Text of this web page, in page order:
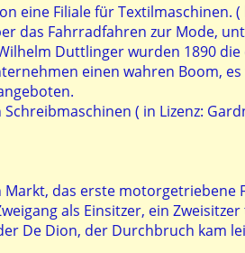
eine Filiale für Textilmaschinen.
das Fahrradfahren zur Mode,
Wilhelm Duttlinger wurden
einen wahren Boom,
( in Lizenz:
das erste motorgetriebene
als Einsitzer, ein
De Dion, der Durchbruch kam